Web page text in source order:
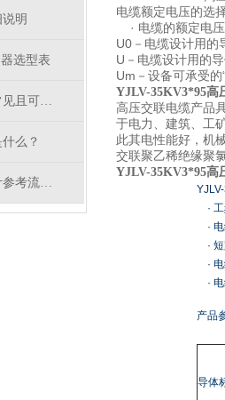
明
选型表
双金属温度计是一种常见且可靠的温度测量设备
么？
电池供电型电磁流量计参考流量范围
电缆额定电压的选
· 电缆的额定电
U0－电缆设计用的
U－电缆设计用的
Um－设备可承受
YJLV-35KV3*95高
高压交联电缆产品
于电力、建筑、工
此其电性能好，机
交联聚乙稀绝缘聚
YJLV-35KV3*95高
· 工
·
· 短
·
· 电
产品
导体